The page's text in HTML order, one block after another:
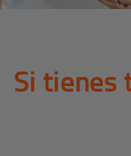
Si tienes